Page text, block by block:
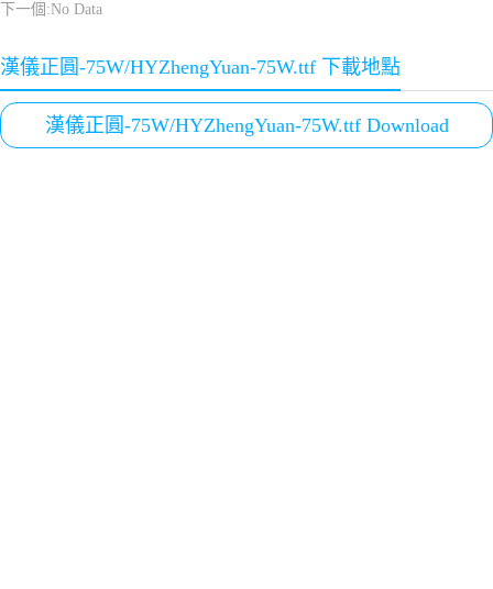
下一個:No Data
漢儀正圓-75W/HYZhengYuan-75W.ttf 下載地點
漢儀正圓-75W/HYZhengYuan-75W.ttf Download